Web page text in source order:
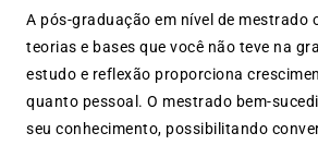
A pós-graduação em nível de mestrado
teorias e bases que você não teve na
estudo e reflexão proporciona
quanto pessoal. O mestrado bem-
seu conhecimento, possibilitando